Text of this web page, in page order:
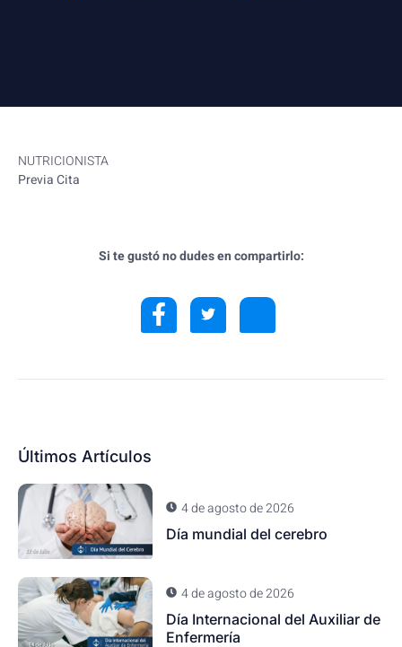
NUTRICIONISTA
Previa Cita
Si te gustó no dudes en compartirlo:
Últimos Artículos
4 de agosto de 2026
Día mundial del cerebro
4 de agosto de 2026
Día Internacional del Auxiliar de
Enfermería